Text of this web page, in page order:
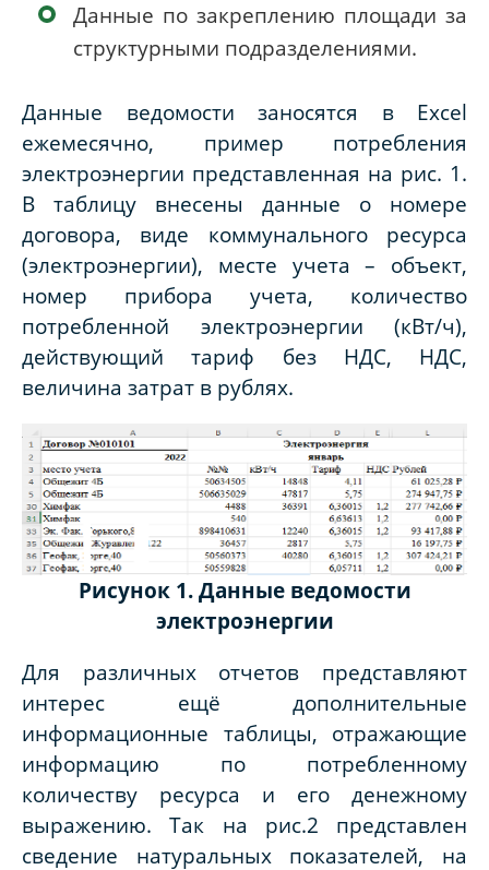
Данные по закреплению площади за
структурными подразделениями.
Данные ведомости заносятся в Excel
ежемесячно, пример потребления
электроэнергии представленная на рис. 1.
В таблицу внесены данные о номере
договора, виде коммунального ресурса
(электроэнергии), месте учета – объект,
номер прибора учета, количество
потребленной электроэнергии (кВт/ч),
действующий тариф без НДС, НДС,
величина затрат в рублях.
Рисунок 1. Данные ведомости
электроэнергии
Для различных отчетов представляют
интерес ещё дополнительные
информационные таблицы, отражающие
информацию по потребленному
количеству ресурса и его денежному
выражению. Так на рис.2 представлен
сведение натуральных показателей, на